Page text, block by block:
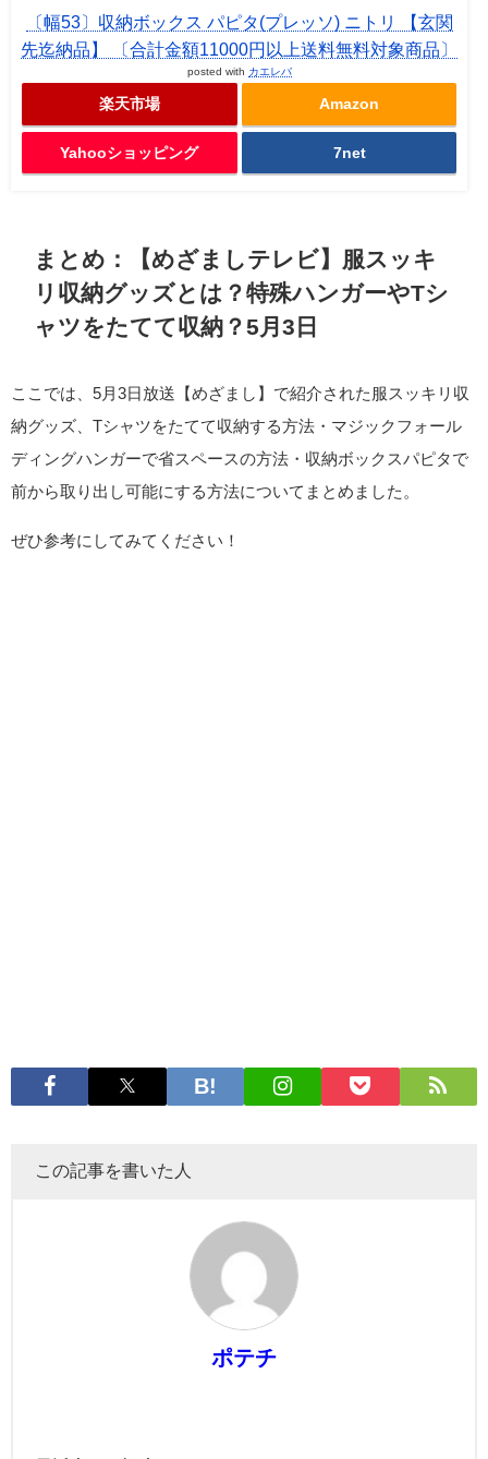
〔幅53〕収納ボックス パピタ(プレッソ) ニトリ 【玄関
先迄納品】 〔合計金額11000円以上送料無料対象商品〕
posted with カエレバ
楽天市場 Amazon
Yahooショッピング 7net
まとめ：【めざましテレビ】服スッキ
リ収納グッズとは？特殊ハンガーやTシ
ャツをたてて収納？5月3日
ここでは、5月3日放送【めざまし】で紹介された服スッキリ収
納グッズ、Tシャツをたてて収納する方法・マジックフォール
ディングハンガーで省スペースの方法・収納ボックスパピタで
前から取り出し可能にする方法についてまとめました。
ぜひ参考にしてみてください！
この記事を書いた人
ポテチ